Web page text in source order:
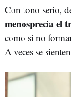
Con tono serio,
menosprecia el
como si no
A veces se